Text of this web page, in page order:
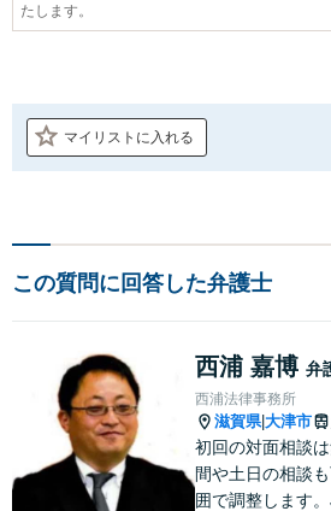
たします。
マイリストに入れる
この質問に回答した弁護士
西浦 嘉博 弁
西浦法律事務所
滋賀県|大津市
初回の対面相談
間や土日の相談
囲で調整します。